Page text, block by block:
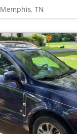
Memphis, TN